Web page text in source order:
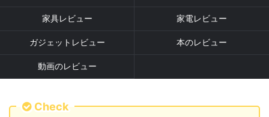
家具レビュー 家電レビュー
ガジェットレビュー 本のレビュー
動画のレビュー
Check